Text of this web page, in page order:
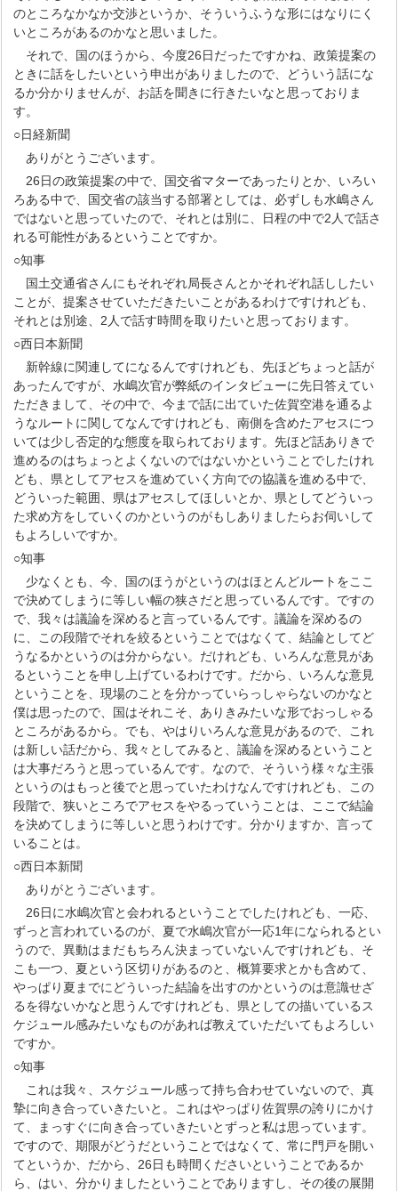
のところなかなか交渉というか、そういうふうな形にはなりにく
いところがあるのかなと思いました。
それで、国のほうから、今度26日だったですかね、政策提案の
ときに話をしたいという申出がありましたので、どういう話にな
るか分かりませんが、お話を聞きに行きたいなと思っておりま
す。
○日経新聞
ありがとうございます。
26日の政策提案の中で、国交省マターであったりとか、いろい
ろある中で、国交省の該当する部署としては、必ずしも水嶋さん
ではないと思っていたので、それとは別に、日程の中で2人で話さ
れる可能性があるということですか。
○知事
国土交通省さんにもそれぞれ局長さんとかそれぞれ話ししたい
ことが、提案させていただきたいことがあるわけですけれども、
それとは別途、2人で話す時間を取りたいと思っております。
○西日本新聞
新幹線に関連してになるんですけれども、先ほどちょっと話が
あったんですが、水嶋次官が弊紙のインタビューに先日答えてい
ただきまして、その中で、今まで話に出ていた佐賀空港を通るよ
うなルートに関してなんですけれども、南側を含めたアセスにつ
いては少し否定的な態度を取られております。先ほど話ありきで
進めるのはちょっとよくないのではないかということでしたけれ
ども、県としてアセスを進めていく方向での協議を進める中で、
どういった範囲、県はアセスしてほしいとか、県としてどういっ
た求め方をしていくのかというのがもしありましたらお伺いして
もよろしいですか。
○知事
少なくとも、今、国のほうがというのはほとんどルートをここ
で決めてしまうに等しい幅の狭さだと思っているんです。ですの
で、我々は議論を深めると言っているんです。議論を深めるの
に、この段階でそれを絞るということではなくて、結論としてど
うなるかというのは分からない。だけれども、いろんな意見があ
るということを申し上げているわけです。だから、いろんな意見
ということを、現場のことを分かっていらっしゃらないのかなと
僕は思ったので、国はそれこそ、ありきみたいな形でおっしゃる
ところがあるから。でも、やはりいろんな意見があるので、これ
は新しい話だから、我々としてみると、議論を深めるということ
は大事だろうと思っているんです。なので、そういう様々な主張
というのはもっと後でと思っていたわけなんですけれども、この
段階で、狭いところでアセスをやるっていうことは、ここで結論
を決めてしまうに等しいと思うわけです。分かりますか、言って
いることは。
○西日本新聞
ありがとうございます。
26日に水嶋次官と会われるということでしたけれども、一応、
ずっと言われているのが、夏で水嶋次官が一応1年になられるとい
うので、異動はまだもちろん決まっていないんですけれども、そ
こも一つ、夏という区切りがあるのと、概算要求とかも含めて、
やっぱり夏までにどういった結論を出すのかというのは意識せざ
るを得ないかなと思うんですけれども、県としての描いているス
ケジュール感みたいなものがあれば教えていただいてもよろしい
ですか。
○知事
これは我々、スケジュール感って持ち合わせていないので、真
摯に向き合っていきたいと。これはやっぱり佐賀県の誇りにかけ
て、まっすぐに向き合っていきたいとずっと私は思っています。
ですので、期限がどうだということではなくて、常に門戸を開い
てというか、だから、26日も時間くださいということであるか
ら、はい、分かりましたということでありますし、その後の展開